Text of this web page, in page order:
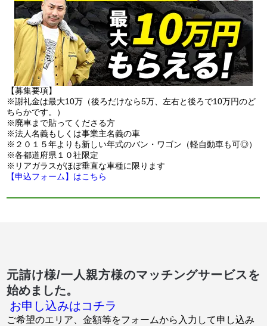
【募集要項】
※謝礼金は最大10万（後ろだけなら5万、左右と後ろで10万円のど
ちらかです。）
※廃車まで貼ってくださる方
※法人名義もしくは事業主名義の車
※２０１５年よりも新しい年式のバン・ワゴン（軽自動車も可◎）
※各都道府県１０社限定
※リアガラスがほぼ垂直な車種に限ります
【申込フォーム】はこちら
元請け様/一人親方様のマッチングサービスを
始めました。
お申し込みはコチラ
ご希望のエリア、金額等をフォームから入力して申し込み